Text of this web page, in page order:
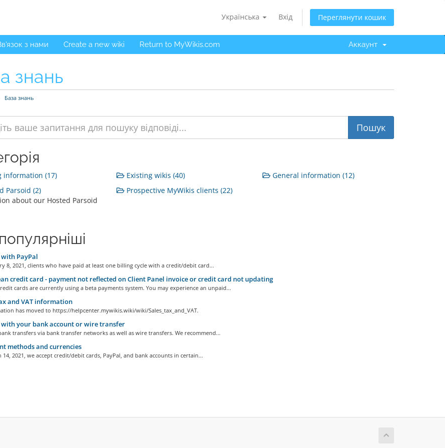
Українська Вхід Переглянути кошик
з нами Create a new wiki Return to MyWikis.com Аккаунт
знань
База знань
(17) Existing wikis (40)
General information (12)
Parsoid (2)
about our Hosted Parsoid
Prospective MyWikis clients (22)
PayPal
8, 2021, clients who have paid at least one billing cycle with a credit/debit card...
credit card - payment not reflected on Client Panel invoice or credit card not updating
cards are currently using a beta payments system. You may experience an unpaid...
and VAT information
has moved to https://helpcenter.mywikis.wiki/wiki/Sales_tax_and_VAT.
with your bank account or wire transfer
transfers via bank transfer networks as well as wire transfers. We recommend...
methods and currencies
14, 2021, we accept credit/debit cards, PayPal, and bank accounts in certain...